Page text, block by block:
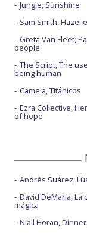
Jungle, Sunshine
Sam Smith, Hazel
Greta Van Fleet,
people
The Script, The
being human
Camela, Titánicos
Ezra Collective,
of hope
Andrés Suárez,
David DeMaría, La
mágica
Niall Horan,